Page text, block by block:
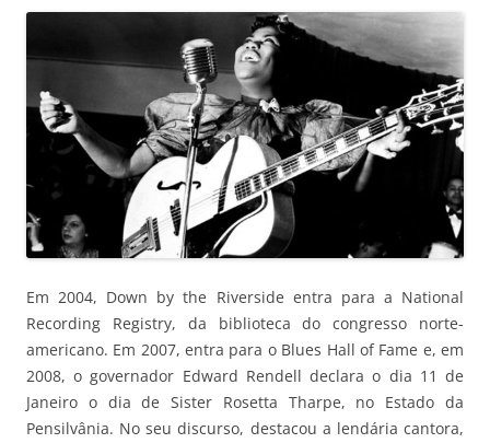
Em 2004, Down by the Riverside entra para a National
Recording Registry, da biblioteca do congresso norte-
americano. Em 2007, entra para o Blues Hall of Fame e, em
2008, o governador Edward Rendell declara o dia 11 de
Janeiro o dia de Sister Rosetta Tharpe, no Estado da
Pensilvânia. No seu discurso, destacou a lendária cantora,